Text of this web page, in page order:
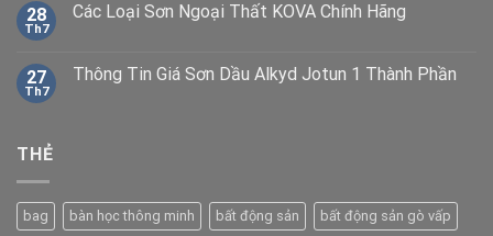
28
Th7
Các Loại Sơn Ngoại Thất KOVA Chính Hãng
27
Th7
Thông Tin Giá Sơn Dầu Alkyd Jotun 1 Thành Phần
THẺ
bag bàn học thông minh bất động sản bất động sản gò vấp